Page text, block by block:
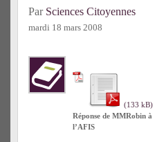
Par Sciences Citoyennes
mardi 18 mars 2008
Réponse de MMRobin à
l’AFIS